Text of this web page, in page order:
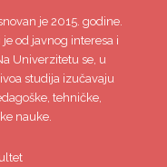
je 2015. godine.
od javnog interesa i
Univerzitetu se, u
studija izučavaju
tehničke,
nauke.